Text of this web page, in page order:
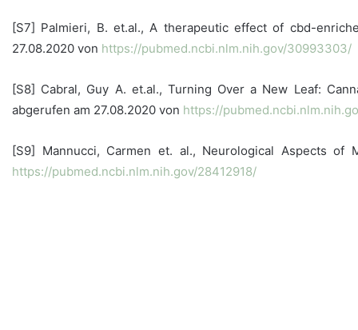
[S7] Palmieri, B. et.al., A therapeutic effect of cbd-
27.08.2020 von https://pubmed.ncbi.nlm.nih.gov/30993303/
[S8] Cabral, Guy A. et.al., Turning Over a New Leaf:
abgerufen am 27.08.2020 von https://
[S9] Mannucci, Carmen et. al., Neurological Aspects of
https://pubmed.ncbi.nlm.nih.gov/28412918/